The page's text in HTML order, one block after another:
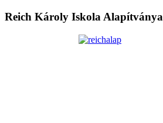
Reich Károly Iskola Alapítványa